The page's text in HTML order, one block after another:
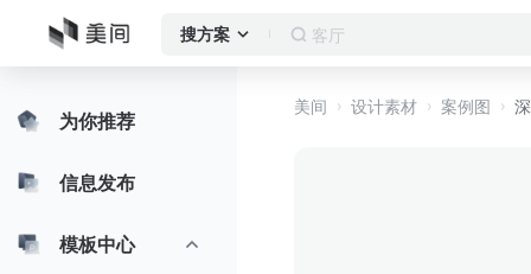
搜方案 客厅
为你推荐
信息发布
模板中心
美间 设计素材 案例图